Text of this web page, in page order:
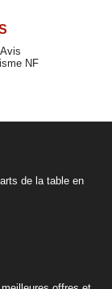
NF
de la table en